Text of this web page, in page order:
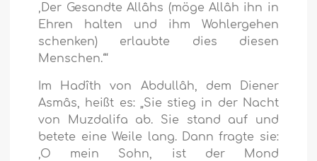
‚Der Gesandte Allâhs (möge Allâh ihn in
Ehren halten und ihm Wohlergehen
schenken) erlaubte dies diesen
Menschen.‘“
Im Hadîth von Abdullâh, dem Diener
Asmâs, heißt es: „Sie stieg in der Nacht
von Muzdalifa ab. Sie stand auf und
betete eine Weile lang. Dann fragte sie:
‚O mein Sohn, ist der Mond